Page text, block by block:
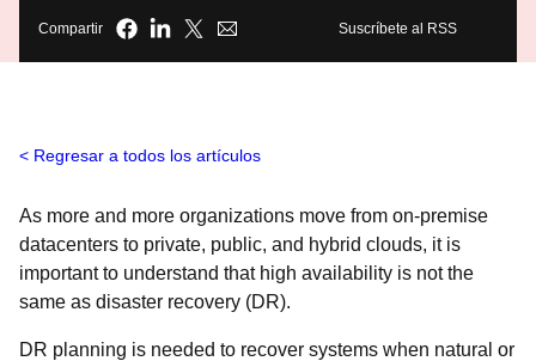
Compartir Suscríbete al RSS
Regresar a todos los artículos
As more and more organizations move from on-premise
datacenters to private, public, and hybrid clouds, it is
important to understand that high availability is not the
same as disaster recovery (DR).
DR planning is needed to recover systems when natural or